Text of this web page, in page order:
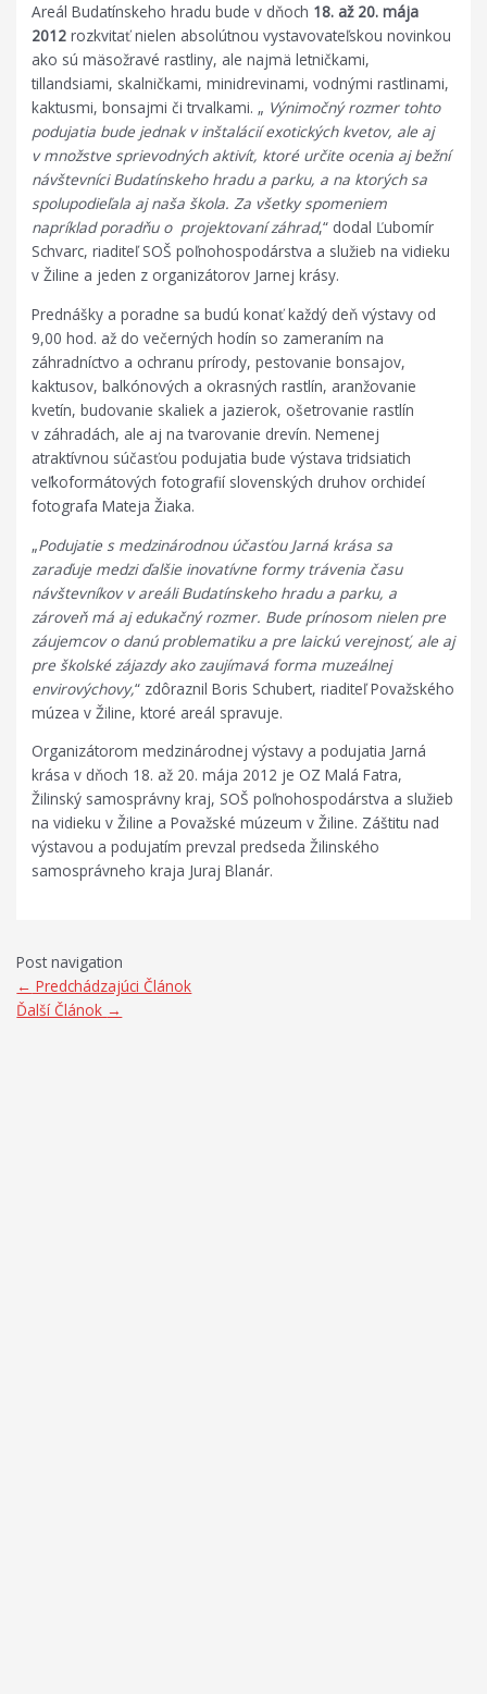
Areál Budatínskeho hradu bude v dňoch 18. až 20. mája
2012 rozkvitať nielen absolútnou vystavovateľskou novinkou
ako sú mäsožravé rastliny, ale najmä letničkami,
tillandsiami, skalničkami, minidrevinami, vodnými rastlinami,
kaktusmi, bonsajmi či trvalkami. „ Výnimočný rozmer tohto
podujatia bude jednak v inštalácií exotických kvetov, ale aj
v množstve sprievodných aktivít, ktoré určite ocenia aj bežní
návštevníci Budatínskeho hradu a parku, a na ktorých sa
spolupodieľala aj naša škola. Za všetky spomeniem
napríklad poradňu o projektovaní záhrad,“ dodal Ľubomír
Schvarc, riaditeľ SOŠ poľnohospodárstva a služieb na vidieku
v Žiline a jeden z organizátorov Jarnej krásy.
Prednášky a poradne sa budú konať každý deň výstavy od
9,00 hod. až do večerných hodín so zameraním na
záhradníctvo a ochranu prírody, pestovanie bonsajov,
kaktusov, balkónových a okrasných rastlín, aranžovanie
kvetín, budovanie skaliek a jazierok, ošetrovanie rastlín
v záhradách, ale aj na tvarovanie drevín. Nemenej
atraktívnou súčasťou podujatia bude výstava tridsiatich
veľkoformátových fotografií slovenských druhov orchideí
fotografa Mateja Žiaka.
„Podujatie s medzinárodnou účasťou Jarná krása sa
zaraďuje medzi ďalšie inovatívne formy trávenia času
návštevníkov v areáli Budatínskeho hradu a parku, a
zároveň má aj edukačný rozmer. Bude prínosom nielen pre
záujemcov o danú problematiku a pre laickú verejnosť, ale aj
pre školské zájazdy ako zaujímavá forma muzeálnej
envirovýchovy,“ zdôraznil Boris Schubert, riaditeľ Považského
múzea v Žiline, ktoré areál spravuje.
Organizátorom medzinárodnej výstavy a podujatia Jarná
krása v dňoch 18. až 20. mája 2012 je OZ Malá Fatra,
Žilinský samosprávny kraj, SOŠ poľnohospodárstva a služieb
na vidieku v Žiline a Považské múzeum v Žiline. Záštitu nad
výstavou a podujatím prevzal predseda Žilinského
samosprávneho kraja Juraj Blanár.
Post navigation
← Predchádzajúci Článok
Ďalší Článok →